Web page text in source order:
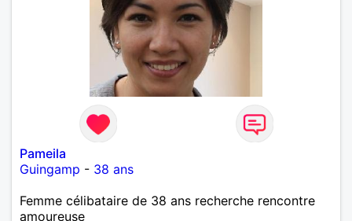
Pameila
Guingamp - 38 ans
Femme célibataire de 38 ans recherche rencontre
amoureuse